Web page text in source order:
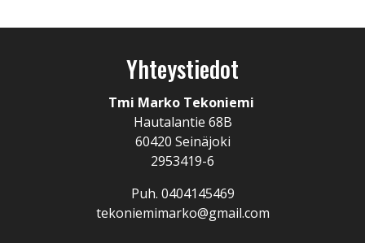
Yhteystiedot
Tmi Marko Tekoniemi
Hautalantie 68B
60420 Seinäjoki
2953419-6
Puh. 0404145469
tekoniemimarko@gmail.com